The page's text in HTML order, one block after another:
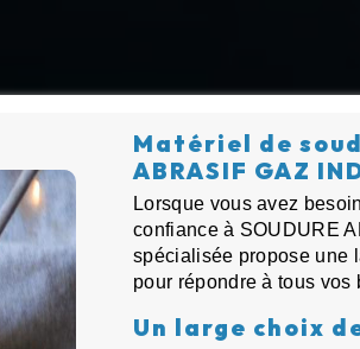
Matériel de
ABRASIF GAZ
Lorsque vous avez
confiance à SOUDURE
spécialisée propose une
pour répondre à tous
Un large choix